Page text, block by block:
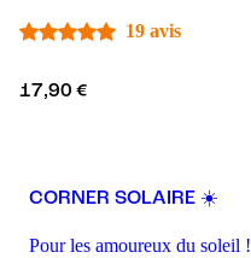
19 avis
17,90 €
CORNER SOLAIRE ☀️
Pour les amoureux du soleil !